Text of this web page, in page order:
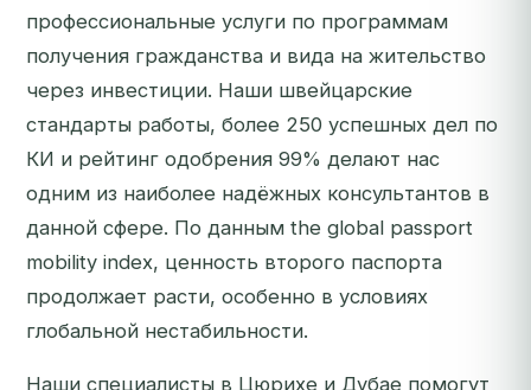
профессиональные услуги по программам
получения гражданства и вида на жительство
через инвестиции. Наши швейцарские
стандарты работы, более 250 успешных дел по
КИ и рейтинг одобрения 99% делают нас
одним из наиболее надёжных консультантов в
данной сфере. По данным the global passport
mobility index, ценность второго паспорта
продолжает расти, особенно в условиях
глобальной нестабильности.
Наши специалисты в Цюрихе и Дубае помогут